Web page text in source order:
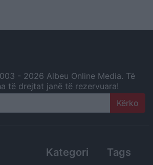
- 2026 Albeu Online Media. Të
të drejtat janë të rezervuara!
Kategori Tags